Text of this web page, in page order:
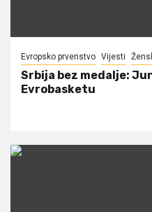
Evropsko prvenstvo Vijesti
Srbija bez medalje:
Evrobasketu